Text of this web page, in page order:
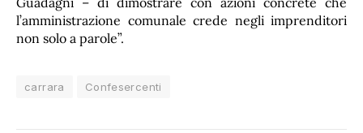
l’amministrazione comunale crede negli imprenditori
non solo a parole”.
carrara Confesercenti